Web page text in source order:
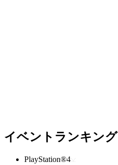
イベントランキング
PlayStation®4